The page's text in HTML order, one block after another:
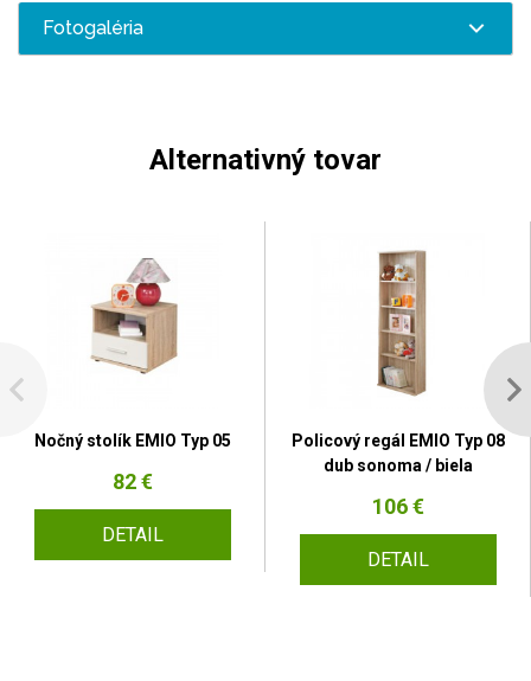
Fotogaléria
Alternativný tovar
Nočný stolík EMIO Typ 05
82 €
DETAIL
Policový regál EMIO Typ 08
dub sonoma / biela
106 €
DETAIL